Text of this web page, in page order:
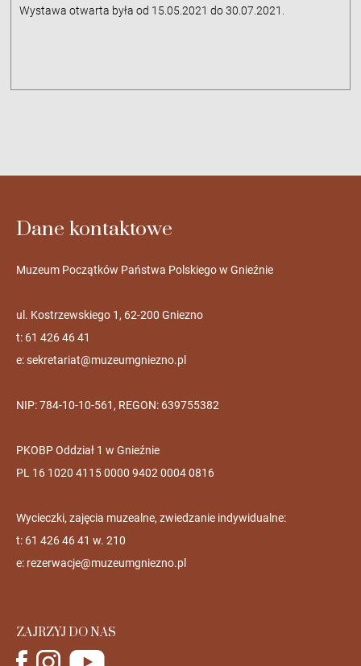
Wystawa otwarta była od 15.05.2021 do 30.07.2021.
Dane kontaktowe
Muzeum Początków Państwa Polskiego w Gnieźnie
ul. Kostrzewskiego 1, 62-200 Gniezno
t: 61 426 46 41
e:sekretariat@muzeumgniezno.pl
NIP: 784-10-10-561, REGON: 639755382
PKOBP Oddział 1 w Gnieźnie
PL 16 1020 4115 0000 9402 0004 0816
Wycieczki, zajęcia muzealne, zwiedzanie indywidualne:
t: 61 426 46 41 w. 210
e: rezerwacje@muzeumgniezno.pl
ZAJRZYJ DO NAS